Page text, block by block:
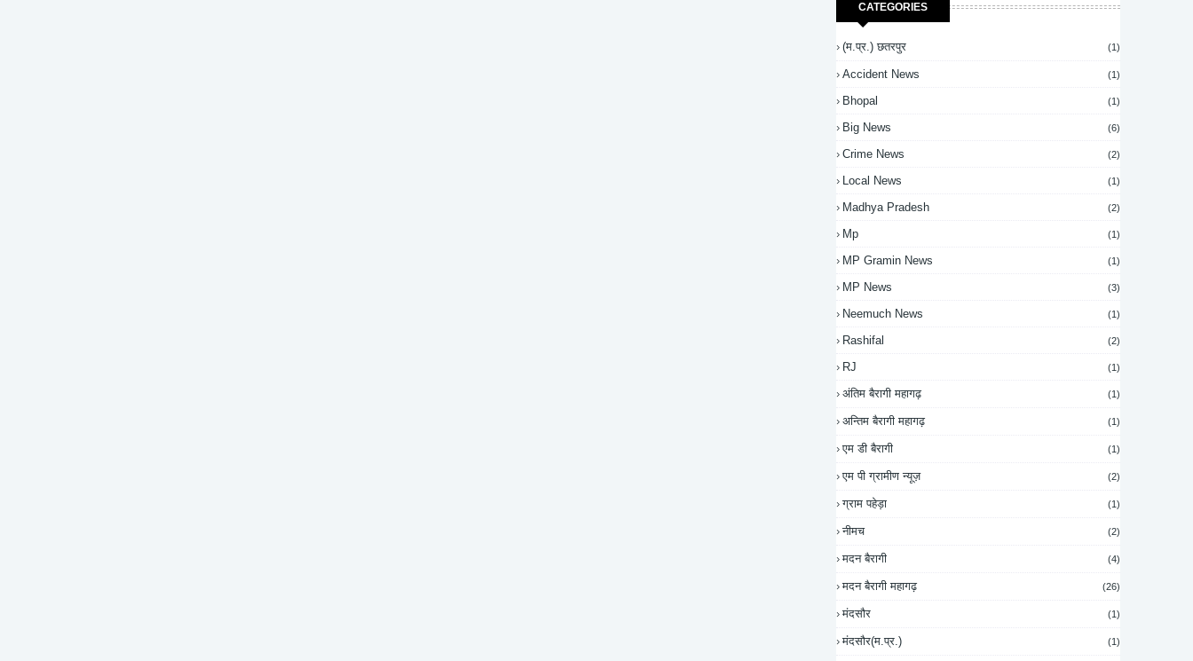
CATEGORIES
(म.प्र.) छतरपुर (1)
Accident News (1)
Bhopal (1)
Big News (6)
Crime News (2)
Local News (1)
Madhya Pradesh (2)
Mp (1)
MP Gramin News (1)
MP News (3)
Neemuch News (1)
Rashifal (2)
RJ (1)
अंतिम बैरागी महागढ़ (1)
अन्तिम बैरागी महागढ़ (1)
एम डी बैरागी (1)
एम पी ग्रामीण न्यूज़ (2)
ग्राम पहेड़ा (1)
नीमच (2)
मदन बैरागी (4)
मदन बैरागी महागढ़ (26)
मंदसौर (1)
मंदसौर(म.प्र.) (1)